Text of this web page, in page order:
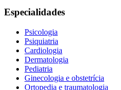
Especialidades
Psicologia
Psiquiatria
Cardiologia
Dermatologia
Pediatria
Ginecologia e obstetrícia
Ortopedia e traumatologia